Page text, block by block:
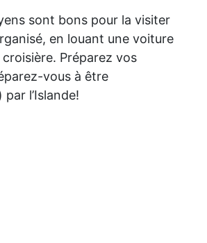
sont bons pour la visiter
en louant une voiture
Préparez vos
vous à être
l’Islande!